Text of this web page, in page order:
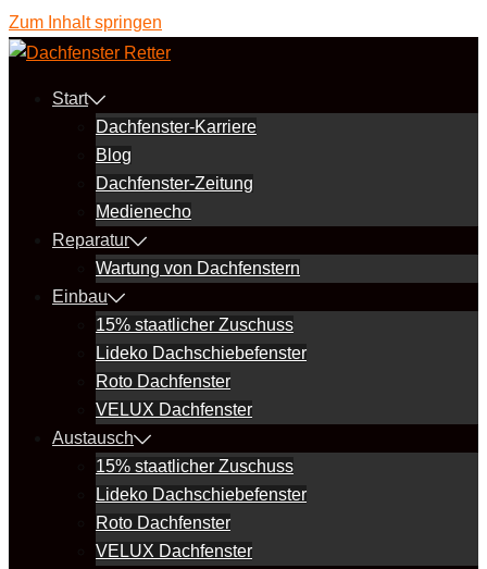
Zum Inhalt springen
Start
Dachfenster-Karriere
Blog
Dachfenster-Zeitung
Medienecho
Reparatur
Wartung von Dachfenstern
Einbau
15% staatlicher Zuschuss
Lideko Dachschiebefenster
Roto Dachfenster
VELUX Dachfenster
Austausch
15% staatlicher Zuschuss
Lideko Dachschiebefenster
Roto Dachfenster
VELUX Dachfenster